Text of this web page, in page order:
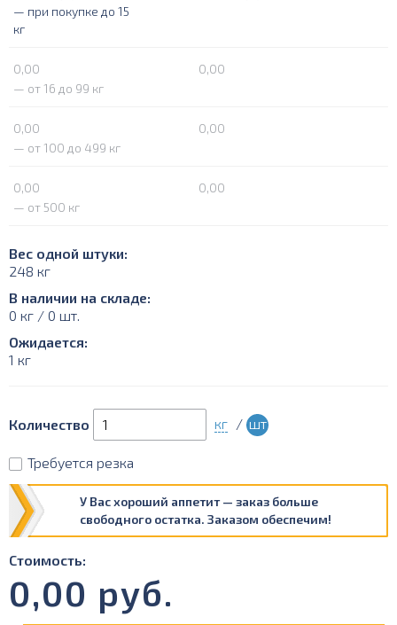
— при покупке до 15
кг
0,00
0,00
— от 16 до 99 кг
0,00
0,00
— от 100 до 499 кг
0,00
0,00
— от 500 кг
Вес одной штуки:
248 кг
В наличии на складе:
0 кг / 0 шт.
Ожидается:
1 кг
Количество кг / шт
Требуется резка
У Вас хороший аппетит — заказ больше
свободного остатка. Заказом обеспечим!
Стоимость:
0,00 руб.